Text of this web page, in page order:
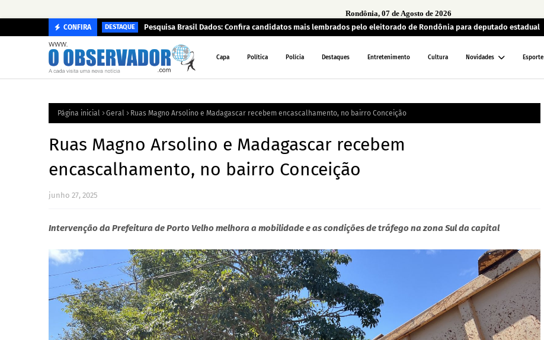
Rondônia, 07 de Agosto de 2026
CONFIRA DESTAQUE Pesquisa Brasil Dados: Confira candidatos mais lembrados pelo eleitorado de Rondônia para deputado estadual
Capa Política Polícia Destaques Entretenimento Cultura Novidades Esporte
Página inicial Geral Ruas Magno Arsolino e Madagascar recebem encascalhamento, no bairro Conceição
Ruas Magno Arsolino e Madagascar recebem
encascalhamento, no bairro Conceição
junho 27, 2025
Intervenção da Prefeitura de Porto Velho melhora a mobilidade e as condições de tráfego na zona Sul da capital